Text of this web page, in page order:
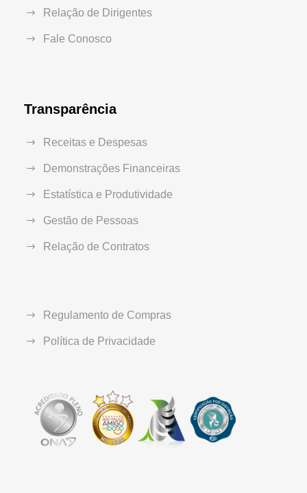
Relação de Dirigentes
Fale Conosco
Transparência
Receitas e Despesas
Demonstrações Financeiras
Estatística e Produtividade
Gestão de Pessoas
Relação de Contratos
Regulamento de Compras
Política de Privacidade